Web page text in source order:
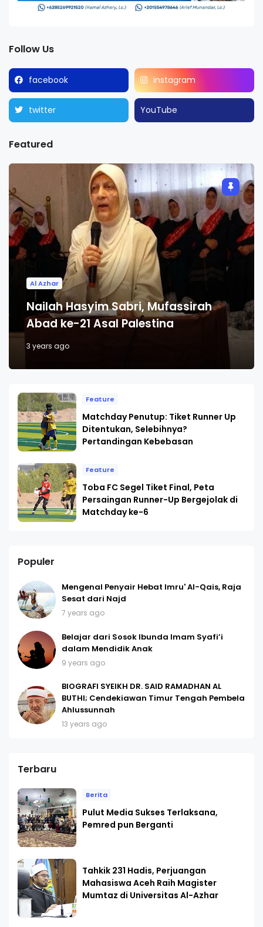
Follow Us
facebook instagram
twitter YouTube
Featured
Al Azhar
Nailah Hasyim Sabri, Mufassirah
Abad ke-21 Asal Palestina
3 years ago
Feature
Matchday Penutup: Tiket Runner Up
Ditentukan, Selebihnya?
Pertandingan Kebebasan
Feature
Toba FC Segel Tiket Final, Peta
Persaingan Runner-Up Bergejolak di
Matchday ke-6
Populer
Mengenal Penyair Hebat Imru' Al-Qais, Raja
Sesat dari Najd
7 years ago
Belajar dari Sosok Ibunda Imam Syafi’i
dalam Mendidik Anak
9 years ago
BIOGRAFI SYEIKH DR. SAID RAMADHAN AL
BUTHI; Cendekiawan Timur Tengah Pembela
Ahlussunnah
13 years ago
Terbaru
Berita
Pulut Media Sukses Terlaksana,
Pemred pun Berganti
Tahkik 231 Hadis, Perjuangan
Mahasiswa Aceh Raih Magister
Mumtaz di Universitas Al-Azhar